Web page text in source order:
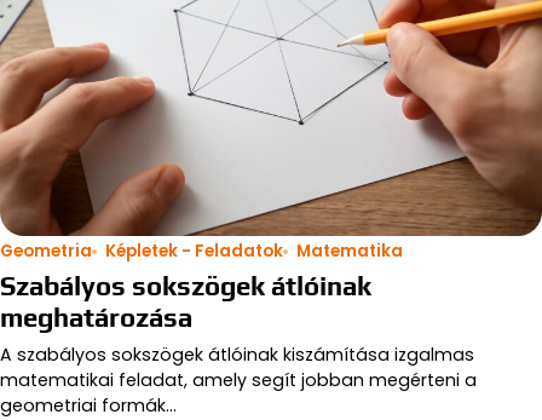
Geometria Képletek - Feladatok Matematika
Szabályos sokszögek átlóinak
meghatározása
A szabályos sokszögek átlóinak kiszámítása izgalmas
matematikai feladat, amely segít jobban megérteni a
geometriai formák…